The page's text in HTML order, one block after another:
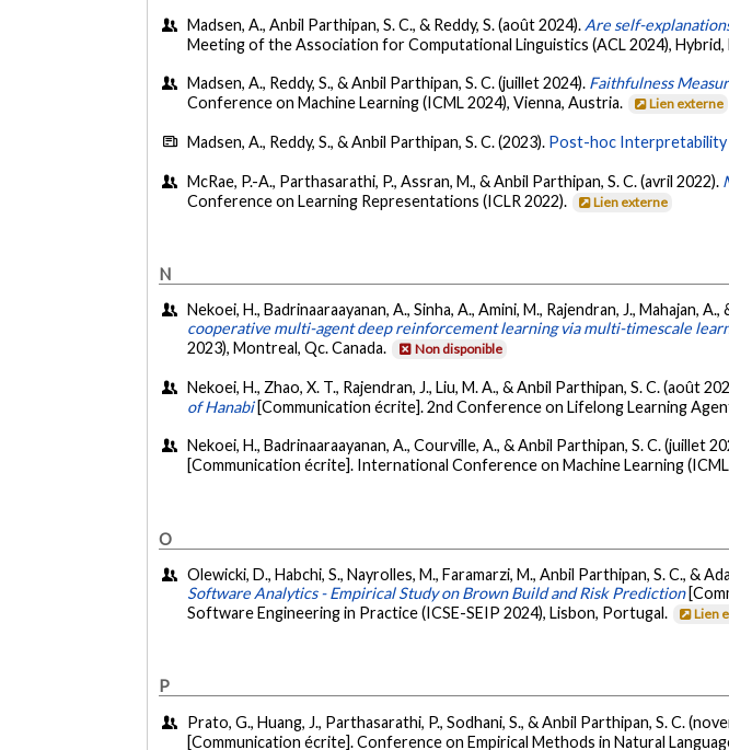
Madsen, A., Anbil Parthipan, S. C., & Reddy, S. (août 2024). Are self-
Meeting of the Association for Computational Linguistics (ACL 2024), Hybrid,
Madsen, A., Reddy, S., & Anbil Parthipan, S. C. (juillet 2024). Faithfulness
Conference on Machine Learning (ICML 2024), Vienna, Austria.
Lien externe
Madsen, A., Reddy, S., & Anbil Parthipan, S. C. (2023). Post-hoc Interpretability
McRae, P.-A., Parthasarathi, P., Assran, M., & Anbil Parthipan, S. C. (avril 2022).
Conference on Learning Representations (ICLR 2022).
Lien externe
N
Nekoei, H., Badrinaaraayanan, A., Sinha, A., Amini, M., Rajendran, J., Mahajan,
cooperative multi-agent deep reinforcement learning via multi-timescale
2023), Montreal, Qc. Canada.
Non disponible
Nekoei, H., Zhao, X. T., Rajendran, J., Liu, M. A., & Anbil Parthipan, S. C. (août
of Hanabi [Communication écrite]. 2nd Conference on Lifelong Learning
Nekoei, H., Badrinaaraayanan, A., Courville, A., & Anbil Parthipan, S. C. (juillet
[Communication écrite]. International Conference on Machine Learning
O
Olewicki, D., Habchi, S., Nayrolles, M., Faramarzi, M., Anbil Parthipan, S. C., &
Software Analytics - Empirical Study on Brown Build and Risk Prediction
Software Engineering in Practice (ICSE-SEIP 2024), Lisbon, Portugal.
Lien
P
Prato, G., Huang, J., Parthasarathi, P., Sodhani, S., & Anbil Parthipan, S. C.
[Communication écrite]. Conference on Empirical Methods in Natural